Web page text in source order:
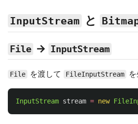
InputStream と
File → InputStream
File を渡して FileInputStream
InputStream stream = new